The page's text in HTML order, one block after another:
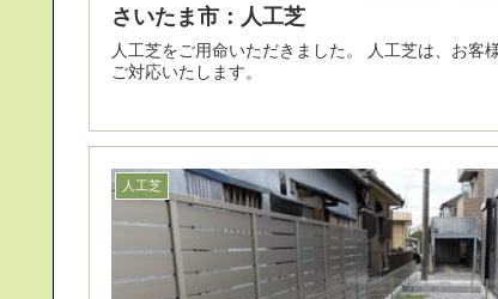
さいたま市：人工芝
人工芝をご用命いただきました。 人工芝は、お客様からご支給いただきました。 柔軟に
ご対応いたします。
人工芝